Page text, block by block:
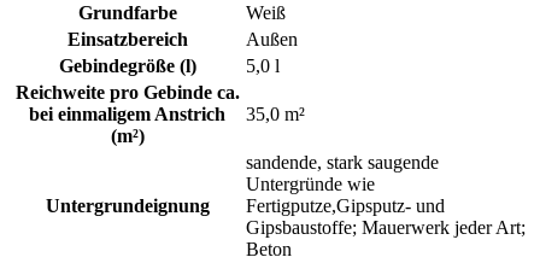
Grundfarbe
Weiß
Einsatzbereich
Außen
Gebindegröße (l)
5,0 l
Reichweite pro Gebinde ca.
bei einmaligem Anstrich
(m²)
35,0 m²
Untergrundeignung
sandende, stark saugende
Untergründe wie
Fertigputze,Gipsputz- und
Gipsbaustoffe; Mauerwerk jeder Art;
Beton